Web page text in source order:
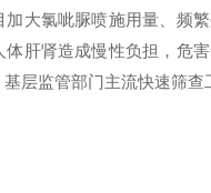
加大氯呲脲喷施用量、频
体肝肾造成慢性负担，危
层监管部门主流快速筛